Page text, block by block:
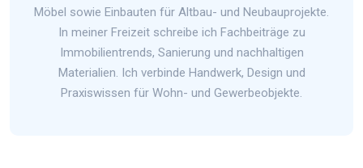
Möbel sowie Einbauten für Altbau- und Neubauprojekte.
In meiner Freizeit schreibe ich Fachbeiträge zu
Immobilientrends, Sanierung und nachhaltigen
Materialien. Ich verbinde Handwerk, Design und
Praxiswissen für Wohn- und Gewerbeobjekte.